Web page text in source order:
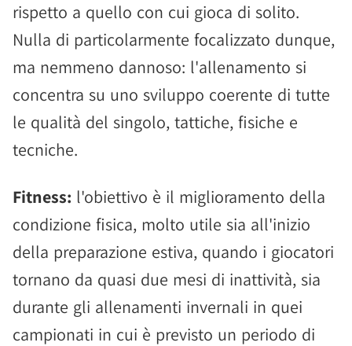
rispetto a quello con cui gioca di solito.
Nulla di particolarmente focalizzato dunque,
ma nemmeno dannoso: l'allenamento si
concentra su uno sviluppo coerente di tutte
le qualità del singolo, tattiche, fisiche e
tecniche.
Fitness: l'obiettivo è il miglioramento della
condizione fisica, molto utile sia all'inizio
della preparazione estiva, quando i giocatori
tornano da quasi due mesi di inattività, sia
durante gli allenamenti invernali in quei
campionati in cui è previsto un periodo di